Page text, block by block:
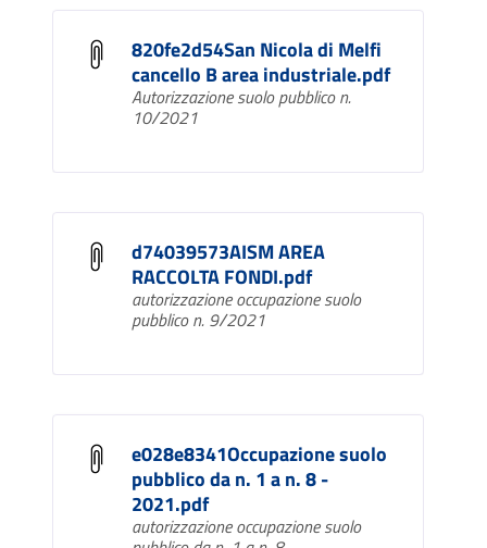
820fe2d54San Nicola di Melfi
cancello B area industriale.pdf
Autorizzazione suolo pubblico n.
10/2021
d74039573AISM AREA
RACCOLTA FONDI.pdf
autorizzazione occupazione suolo
pubblico n. 9/2021
e028e8341Occupazione suolo
pubblico da n. 1 a n. 8 -
2021.pdf
autorizzazione occupazione suolo